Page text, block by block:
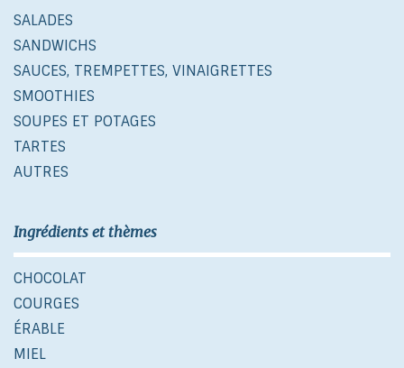
SALADES
SANDWICHS
SAUCES, TREMPETTES, VINAIGRETTES
SMOOTHIES
SOUPES ET POTAGES
TARTES
AUTRES
Ingrédients et thèmes
CHOCOLAT
COURGES
ÉRABLE
MIEL